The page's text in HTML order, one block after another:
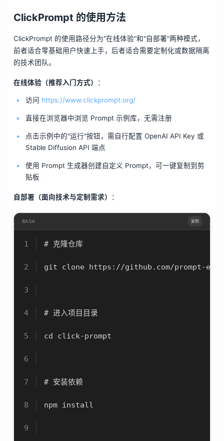
ClickPrompt 的使用方法
ClickPrompt 的使用路径分为"在线体验"和"自部署"两种模式，
前者适合零基础用户快速上手，后者适合需要定制化或数据隔离
的技术团队。
在线体验（推荐入门方式） ：
访问 https://www.clickprompt.org/
直接在浏览器中浏览 Prompt 示例库，无需注册
点击示例中的"运行"按钮，需自行配置 OpenAI API Key 或
Stable Diffusion API 端点
使用 Prompt 生成器创建自定义 Prompt，可一键复制到剪
贴板
自部署（面向技术与定制需求） ：
BASH 复制
# 克隆仓库
git clone https://github.com/prompt-
# 进入项目目录
cd click-prompt
# 安装依赖
npm install